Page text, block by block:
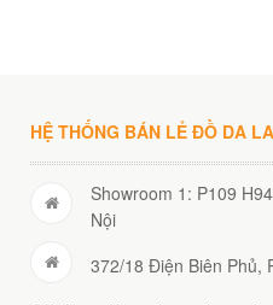
HỆ THỐNG BÁN LẺ ĐỒ DA
Showroom 1: P109
Nội
372/18 Điện Biên Phủ,